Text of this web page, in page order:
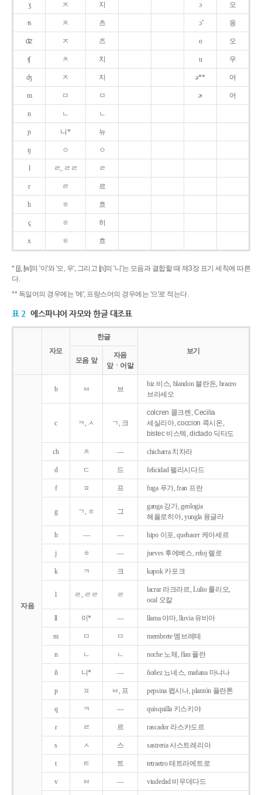
ʒ ㅈ 지 ɔ 오
ʦ ㅊ 츠 ɔ̃ 옹
ʣ ㅈ 즈 o 오
ʧ ㅊ 치 u 우
ʤ ㅈ 지 ə** 어
m ㅁ ㅁ ɚ 어
n ㄴ ㄴ
ɲ 니* 뉴
ŋ ㅇ ㅇ
l ㄹ, ㄹㄹ ㄹ
r ㄹ 르
h ㅎ 흐
ç ㅎ 히
x ㅎ 흐
* [j], [w]의 '이'와 '오, 우', 그리고 [ɲ]의 '니'는 모음과 결합할 때 제3장 표기 세칙에 따른
다.
** 독일어의 경우에는 '에', 프랑스어의 경우에는 '으'로 적는다.
표 2 에스파냐어 자모와 한글 대조표
자모
한글
보기
모음 앞
자음
앞ㆍ어말
자음
b ㅂ 브
biz 비스, blandon 블란돈, braceo
브라세오
c ㅋ, ㅅ ㄱ, 크
colcren 콜크렌, Cecilia
세실리아, coccion 콕시온,
bistec 비스텍, dictado 딕타도
ch ㅊ ― chicharra 치차라
d ㄷ 드 felicidad 펠리시다드
f ㅍ 프 fuga 푸가, fran 프란
g ㄱ, ㅎ 그
ganga 강가, geologia
헤올로히아, yungla 융글라
h ― ― hipo 이포, quehacer 케아세르
j ㅎ ― jueves 후에베스, reloj 렐로
k ㅋ 크 kapok 카포크
l ㄹ, ㄹㄹ ㄹ
lacrar 라크라르, Lulio 룰리오,
ocal 오칼
ll 이* ― llama 야마, lluvia 유비아
m ㅁ ㅁ membrete 멤브레테
n ㄴ ㄴ noche 노체, flan 플란
ñ 니* ― ñoñez 뇨녜스, mañana 마냐나
p ㅍ ㅂ, 프 pepsina 펩시나, plantón 플란톤
q ㅋ ― quisquilla 키스키야
r ㄹ 르 rascador 라스카도르
s ㅅ 스 sastreria 사스트레리아
t ㅌ 트 tetraetro 테트라에트로
v ㅂ ― viudedad 비우데다드